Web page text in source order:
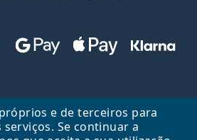
e de terceiros para
Se continuar a